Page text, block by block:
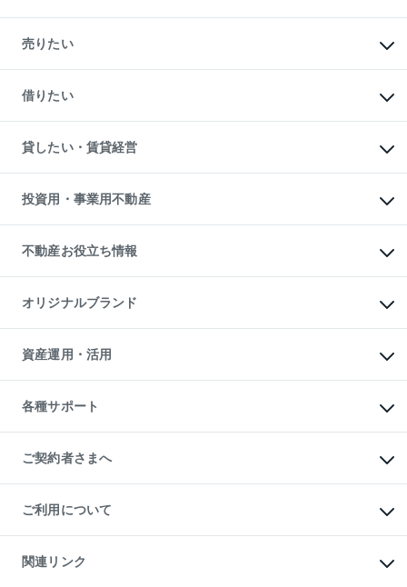
新築・分譲マンションの購入
中古マンションの購入
一戸建ての購入
中古一戸建ての購入
不動産購入の流れ
注目キーワード物件特集
購入ガイド
English 繁体中文簡体中文
売りたい
一戸建ての売却・査定
土地の売却・査定
スピードAI査定
不動産査定について
不動産売却の流れ
不動産買換えの流れ
売却ガイド
借りたい
オフィス・店舗の賃貸
借りるときの流れ
借りるガイド
貸したい・賃貸経営
マンション賃料データ
賃貸管理プラン
リロケーションについて
貸すガイド
投資用・事業用不動産
事業用不動産
マンション投資
投資用マンション
アパート経営
収益物件
ビル購入（ビル一棟）
投資用不動産の売却査定
事業用不動産の売却査定
不動産お役立ち情報
マンションライブラリー
人気マンションランキング
暮らしに役立つ不動産メディア
不動産相場・不動産価格情報
不動産コラム・ニュース
不動産用語集
不動産なんでもネット相談室
住まいの税金
オリジナルブランド
一棟リノベーションマンション
L`GENTE（ルジェンテ）
区分リノベーションマンション
投資用一棟レジデンスWELL
不動産小口投資
LEGACIA（レガシア）
資産運用・活用
不動産M&A
アセットマネジメント・出資
各種サポート
相続サポート
リフォームサポート
ご契約者さまへ
ご紹介・再契約特典
入居者様専用-各種ご案内（賃貸）
東急こすもす会「こすもすWeb」
ご利用について
金融商品取引について
東急リバブル ソーシャルメディアポリシー
関連リンク